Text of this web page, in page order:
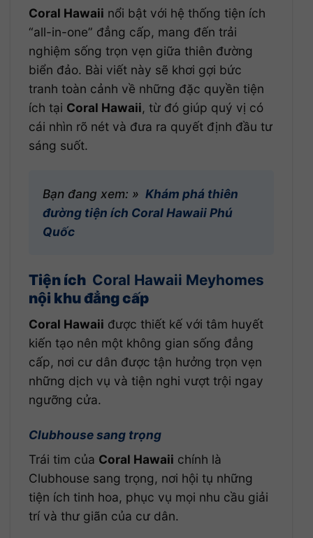
Coral Hawaii nổi bật với hệ thống tiện ích
“all-in-one” đẳng cấp, mang đến trải
nghiệm sống trọn vẹn giữa thiên đường
biển đảo. Bài viết này sẽ khơi gợi bức
tranh toàn cảnh về những đặc quyền tiện
ích tại Coral Hawaii, từ đó giúp quý vị có
cái nhìn rõ nét và đưa ra quyết định đầu tư
sáng suốt.
Bạn đang xem: » Khám phá thiên
đường tiện ích Coral Hawaii Phú
Quốc
Tiện ích Coral Hawaii Meyhomes
nội khu đẳng cấp
Coral Hawaii được thiết kế với tâm huyết
kiến tạo nên một không gian sống đẳng
cấp, nơi cư dân được tận hưởng trọn vẹn
những dịch vụ và tiện nghi vượt trội ngay
ngưỡng cửa.
Clubhouse sang trọng
Trái tim của Coral Hawaii chính là
Clubhouse sang trọng, nơi hội tụ những
tiện ích tinh hoa, phục vụ mọi nhu cầu giải
trí và thư giãn của cư dân.